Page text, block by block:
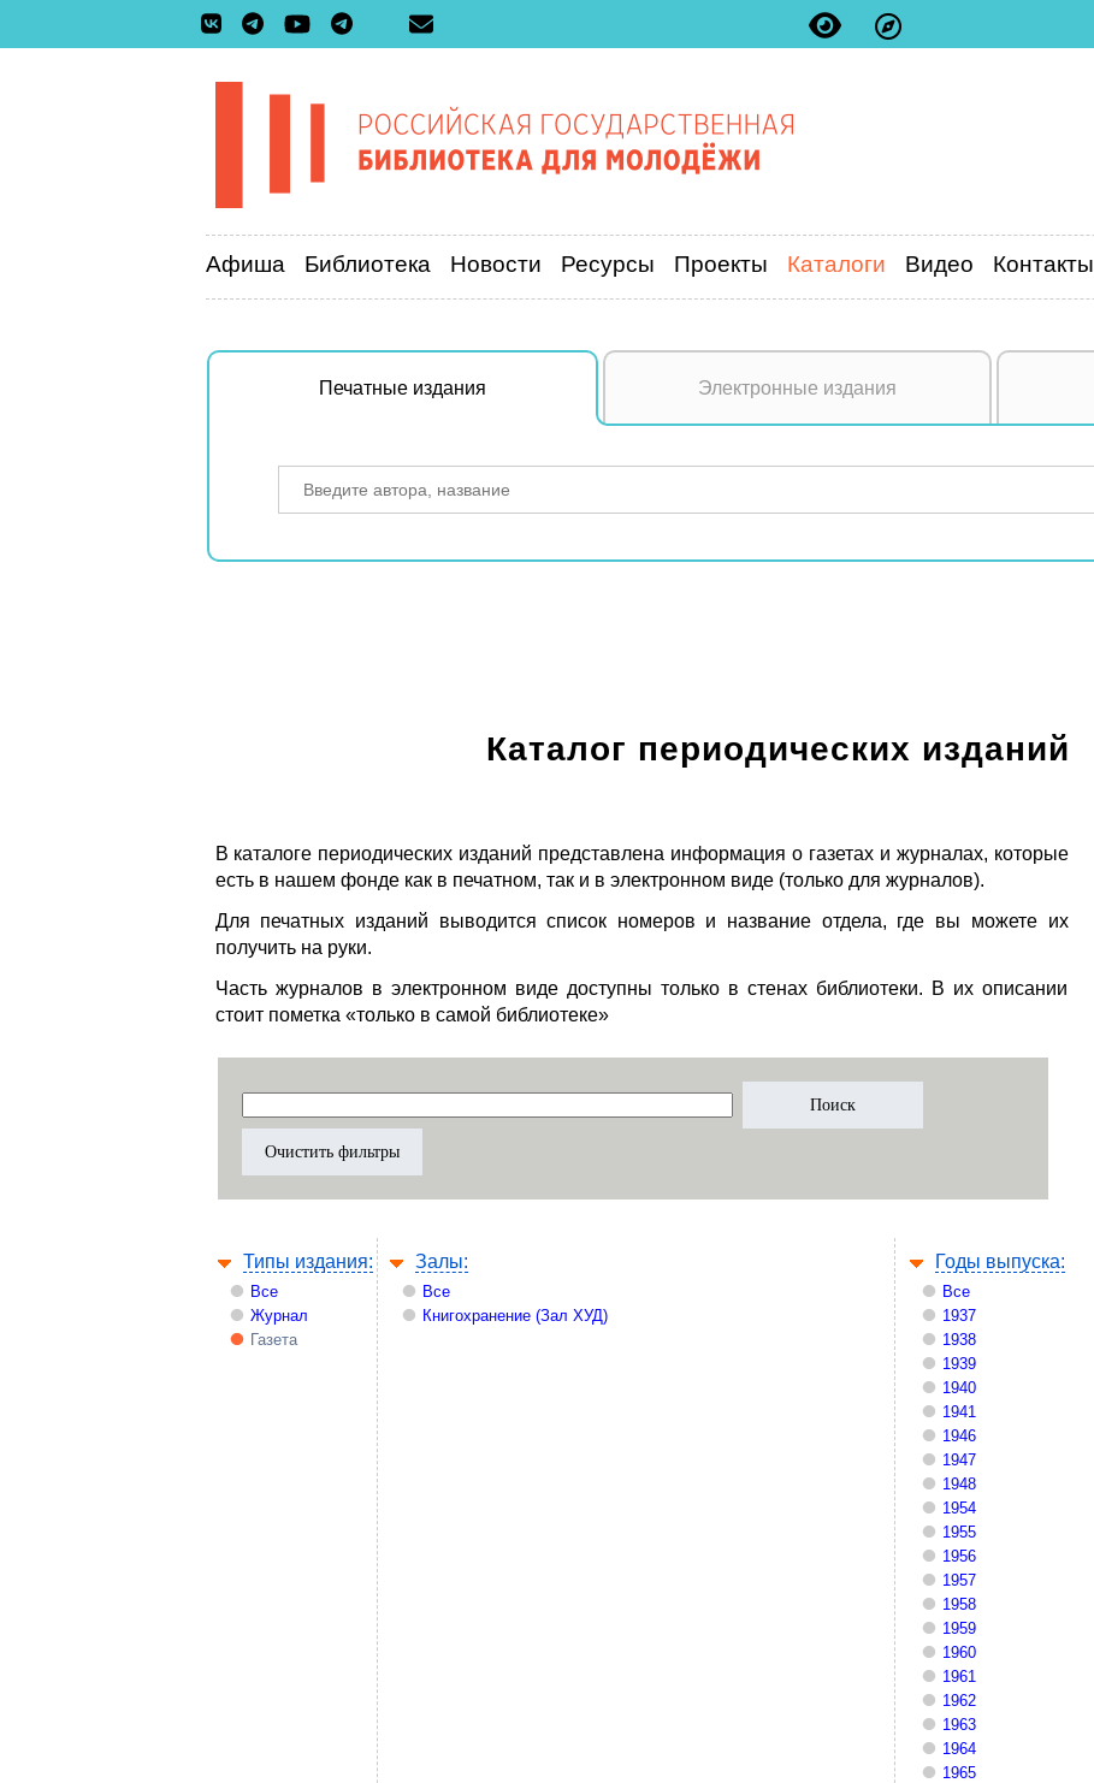
Афиша Библиотека Новости Ресурсы Проекты Каталоги Видео Контакты
Печатные издания Электронные издания
Каталог периодических изданий
В каталоге периодических изданий представлена информация о газетах и журналах, которые
есть в нашем фонде как в печатном, так и в электронном виде (только для журналов).
Для печатных изданий выводится список номеров и название отдела, где вы можете их
получить на руки.
Часть журналов в электронном виде доступны только в стенах библиотеки. В их описании
стоит пометка «только в самой библиотеке»
Типы издания:
Все
Журнал
Газета
Залы:
Все
Книгохранение (Зал ХУД)
Годы выпуска:
Все
1937
1938
1939
1940
1941
1946
1947
1948
1954
1955
1956
1957
1958
1959
1960
1961
1962
1963
1964
1965